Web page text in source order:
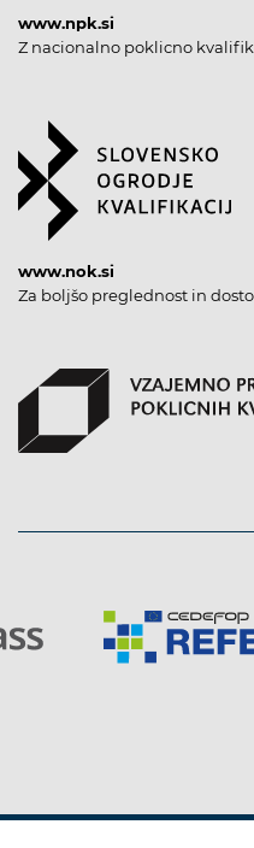
www.npk.si
Z nacionalno poklicno
www.nok.si
Za boljšo preglednost in